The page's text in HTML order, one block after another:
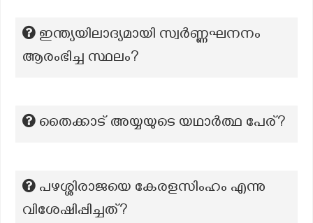
ഇന്ത്യയിലാദ്യമായി സ്വർണ്ണഘനനം
ആരംഭിച്ച സ്ഥലം?
തൈക്കാട് അയ്യയുടെ യഥാർത്ഥ പേര്?
പഴശ്ശിരാജയെ കേരളസിംഹം എന്നു
വിശേഷിപ്പിച്ചത്?